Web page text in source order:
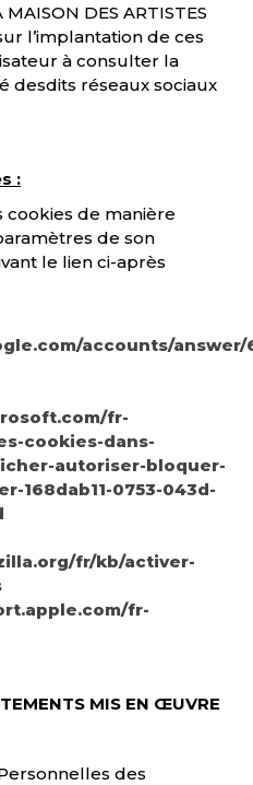
DES ARTISTES
l’implantation de ces
à consulter la
desdits réseaux sociaux
:
cookies de manière
de son
le lien ci-après
accounts/answer/
fr-
cookies-dans-
autoriser-bloquer-
168dab11-0753-043d-
fr/kb/activer-
fr-
MIS EN ŒUVRE
des